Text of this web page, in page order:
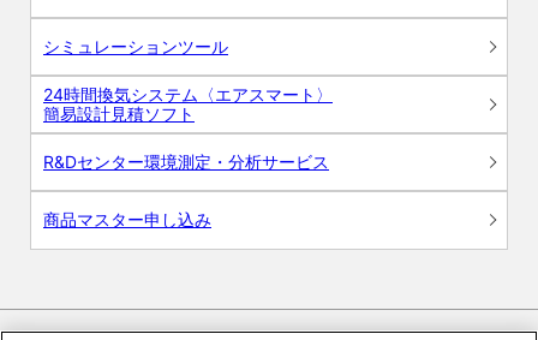
シミュレーションツール
24時間換気システム〈エアスマート〉
簡易設計見積ソフト
R&Dセンター環境測定・分析サービス
商品マスター申し込み